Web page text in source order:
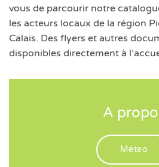
vous de parcourir notre
les acteurs locaux de la région
Calais. Des flyers et autres
disponibles directement à
A
Méteo